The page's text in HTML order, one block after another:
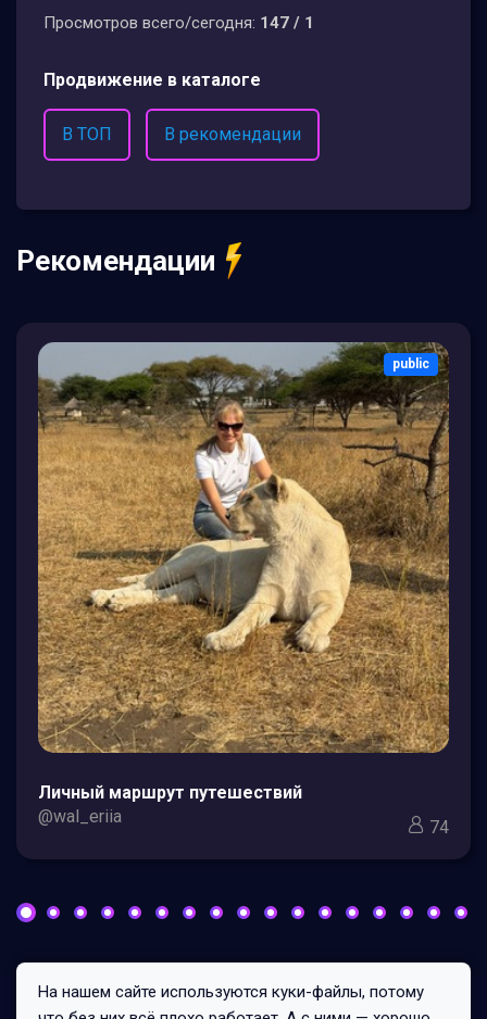
Просмотров всего/сегодня: 147 / 1
Продвижение в каталоге
В ТОП В рекомендации
Рекомендации
public
Личный маршрут путешествий
@wal_eriia
74
Все права защищены © 2026
На нашем сайте используются куки-файлы, потому